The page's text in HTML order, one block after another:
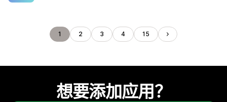
1 2 3 4 15
想要添加应用？